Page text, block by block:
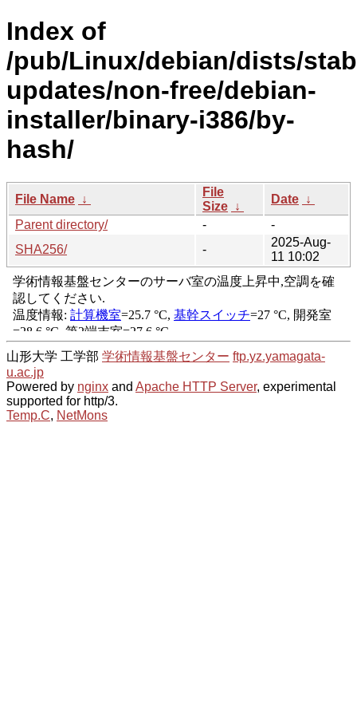
Index of
/pub/Linux/debian/dists/
updates/non-free/debian-
installer/binary-i386/by-
hash/
File Name ↓
File
Size ↓
Date ↓
Parent directory/
-
-
SHA256/
-
2025-Aug-
11 10:02
山形大学 工学部 学術情報基盤センター ftp.yz.yamagata-
u.ac.jp
Powered by nginx and Apache HTTP Server, experimental
supported for http/3.
Temp.C, NetMons